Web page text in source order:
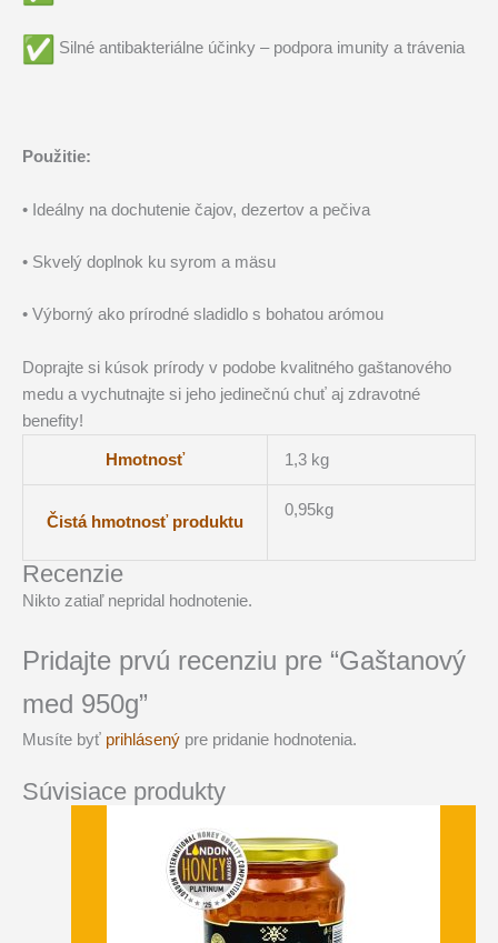
Silné antibakteriálne účinky – podpora imunity a trávenia
Použitie:
• Ideálny na dochutenie čajov, dezertov a pečiva
• Skvelý doplnok ku syrom a mäsu
• Výborný ako prírodné sladidlo s bohatou arómou
Doprajte si kúsok prírody v podobe kvalitného gaštanového
medu a vychutnajte si jeho jedinečnú chuť aj zdravotné
benefity!
Hmotnosť 1,3 kg
Čistá hmotnosť produktu
0,95kg
Recenzie
Nikto zatiaľ nepridal hodnotenie.
Pridajte prvú recenziu pre “Gaštanový
med 950g”
Musíte byť prihlásený pre pridanie hodnotenia.
Súvisiace produkty